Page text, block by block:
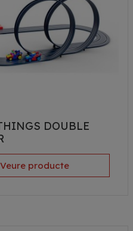
DOUBLE
Veure producte